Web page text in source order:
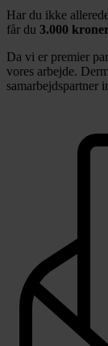
Har du ikke
får du 3.000
Da vi er premier
vores arbejde.
samarbejdspartner